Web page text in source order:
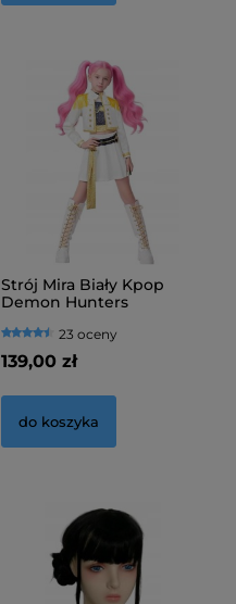
Strój Mira Biały Kpop
Demon Hunters
23 oceny
139,00 zł
do koszyka